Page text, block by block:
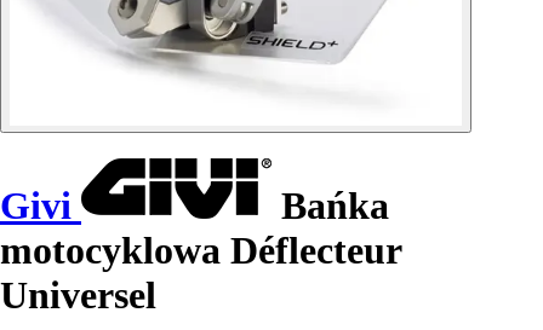
Givi
Bańka
motocyklowa Déflecteur
Universel